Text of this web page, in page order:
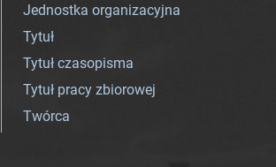
Jednostka organizacyjna
Tytuł
Tytuł czasopisma
Tytuł pracy zbiorowej
Twórca